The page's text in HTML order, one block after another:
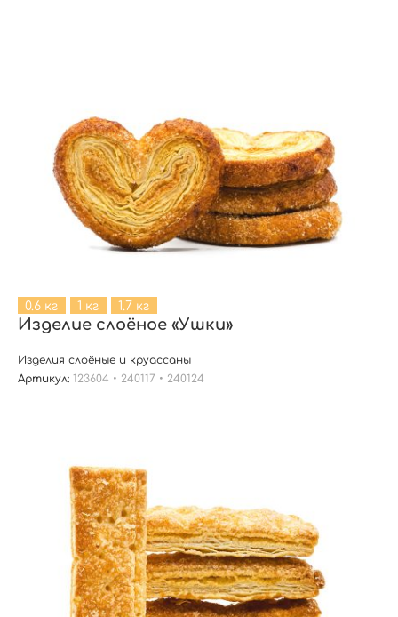
0.6 кг 1 кг 1.7 кг
Изделие слоёное «Ушки»
Изделия слоёные и круассаны
Артикул: 123604 • 240117 • 240124